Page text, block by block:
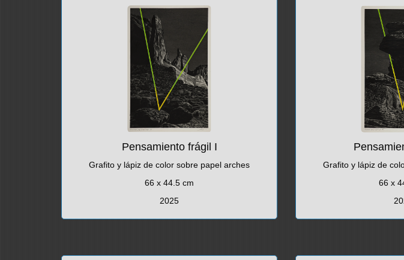
Pensamiento frágil I
Grafito y lápiz de color sobre papel arches
66 x 44.5 cm
2025
Grafito y lápiz de
66 x